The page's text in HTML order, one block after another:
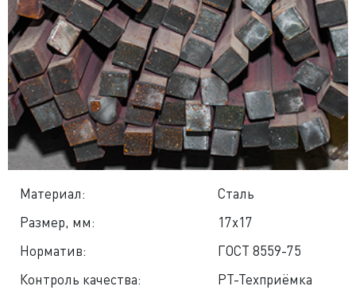
Материал:
Сталь
Размер, мм:
17x17
Норматив:
ГОСТ 8559-75
Контроль качества:
РТ-Техприёмка